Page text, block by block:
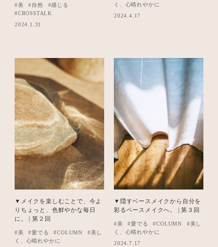
#美 #自然
#感じる
#CROSSTALK
2024.1.31
く、心晴れやかに
2024.4.17
▼メイクを楽しむことで、今よ
りちょっと、色鮮やかな毎日
に。 | 第２回
#美 #愛でる #COLUMN
#美し
く、心晴れやかに
▼隠すベースメイクから自分を
彩るベースメイクへ。 | 第３回
#美 #愛でる #COLUMN
#美し
く、心晴れやかに
2024.7.17